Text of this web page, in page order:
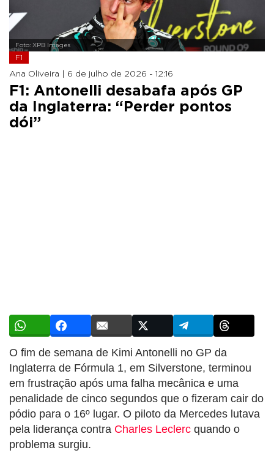
Foto: XPB Images
F1
Ana Oliveira | 6 de julho de 2026 - 12:16
F1: Antonelli desabafa após GP
da Inglaterra: “Perder pontos
dói”
O fim de semana de Kimi Antonelli no GP da
Inglaterra de Fórmula 1, em Silverstone, terminou
em frustração após uma falha mecânica e uma
penalidade de cinco segundos que o fizeram cair do
pódio para o 16º lugar. O piloto da Mercedes lutava
pela liderança contra Charles Leclerc quando o
problema surgiu.